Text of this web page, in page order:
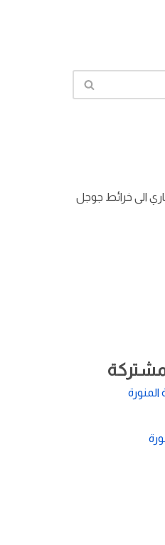
الى خرائط جوجل